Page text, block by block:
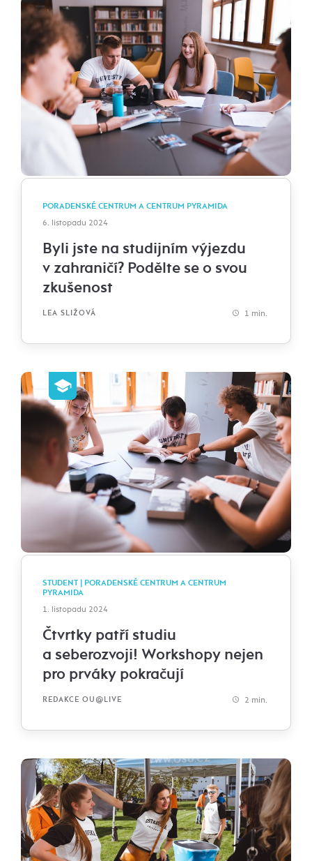
PORADENSKÉ CENTRUM A CENTRUM PYRAMIDA
6. listopadu 2024
Byli jste na studijním výjezdu
v zahraničí? Podělte se o svou
zkušenost
LEA SLIŽOVÁ 1 min.
STUDENT | PORADENSKÉ CENTRUM A CENTRUM
PYRAMIDA
1. listopadu 2024
Čtvrtky patří studiu
a seberozvoji! Workshopy nejen
pro prváky pokračují
REDAKCE OU@LIVE 2 min.